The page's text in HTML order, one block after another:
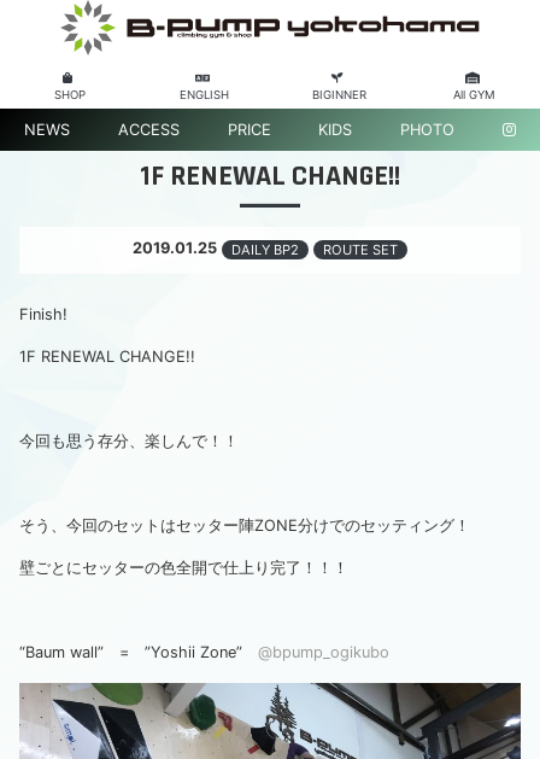
SHOP ENGLISH BIGINNER All GYM
NEWS ACCESS PRICE KIDS PHOTO
1F RENEWAL CHANGE!!
2019.01.25 DAILY BP2 ROUTE SET
Finish!
1F RENEWAL CHANGE!!
今回も思う存分、楽しんで！！
そう、今回のセットはセッター陣ZONE分けでのセッティング！
壁ごとにセッターの色全開で仕上り完了！！！
“Baum wall” = ”Yoshii Zone” @bpump_ogikubo